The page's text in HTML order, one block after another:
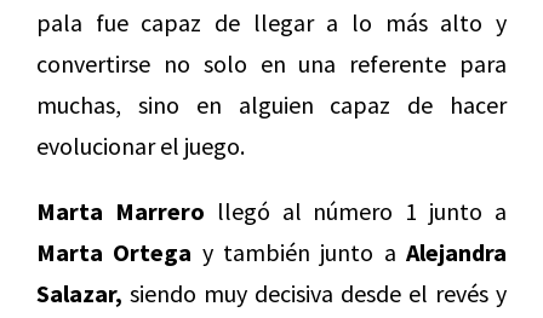
pala fue capaz de llegar a lo más alto y
convertirse no solo en una referente para
muchas, sino en alguien capaz de hacer
evolucionar el juego.
Marta Marrero llegó al número 1 junto a
Marta Ortega y también junto aAlejandra
Salazar, siendo muy decisiva desde el revés y